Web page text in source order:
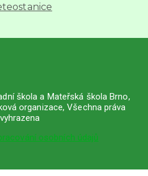
škola a Mateřská škola Brno,
organizace, Všechna práva
vyhrazena
osobních údajů